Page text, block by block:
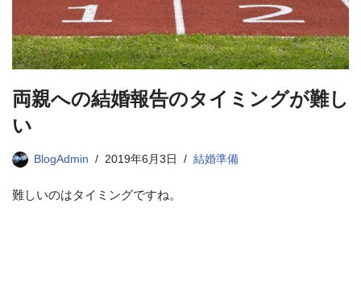
両親への結婚報告のタイミングが難し
い
BlogAdmin 2019年6月3日 結婚準備
難しいのはタイミングですね。